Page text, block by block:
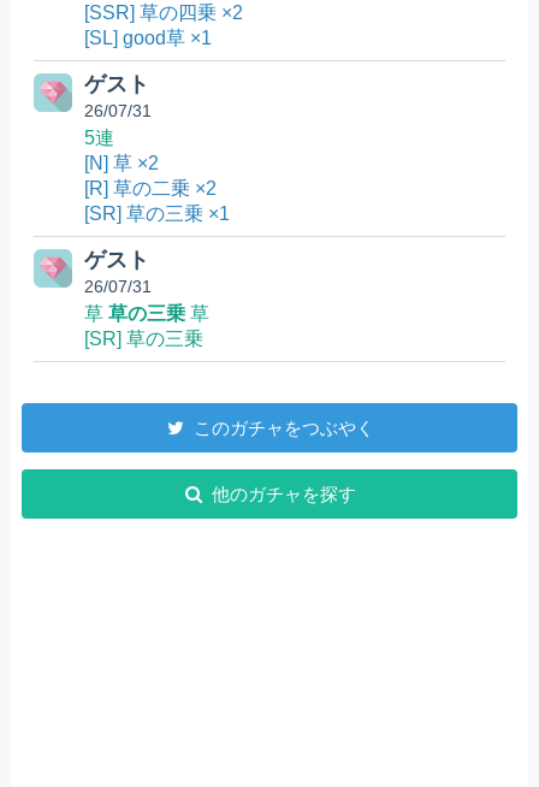
[SSR] 草の四乗 ×2
[SL] good草 ×1
ゲスト
26/07/31
5連
[N] 草 ×2
[R] 草の二乗 ×2
[SR] 草の三乗 ×1
ゲスト
26/07/31
草 草の三乗草
[SR] 草の三乗
このガチャをつぶやく
他のガチャを探す